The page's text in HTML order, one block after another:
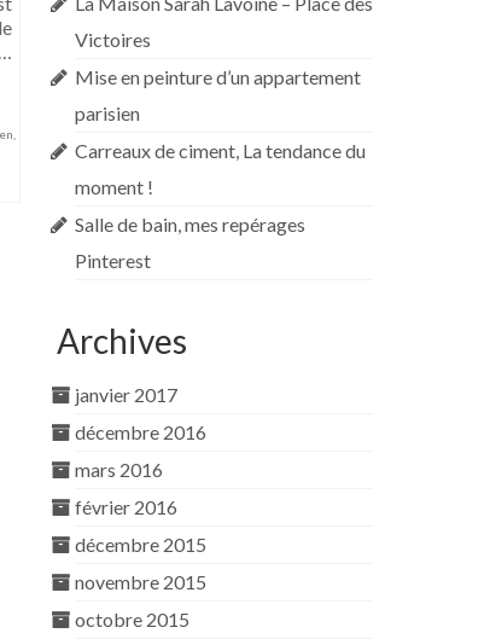
Victoires
Mise en peinture d’un appartement
parisien
Carreaux de ciment, La tendance du
moment !
Salle de bain, mes repérages
Pinterest
Archives
janvier 2017
décembre 2016
mars 2016
février 2016
décembre 2015
novembre 2015
octobre 2015